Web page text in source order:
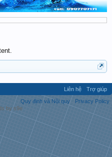
Liên hệ
Trợ giúp
Quy định và Nội quy
Privacy Policy
by s9e